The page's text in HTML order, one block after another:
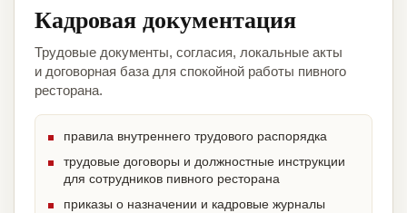
Кадровая документация
Трудовые документы, согласия, локальные акты
и договорная база для спокойной работы пивного
ресторана.
правила внутреннего трудового распорядка
трудовые договоры и должностные инструкции
для сотрудников пивного ресторана
приказы о назначении и кадровые журналы